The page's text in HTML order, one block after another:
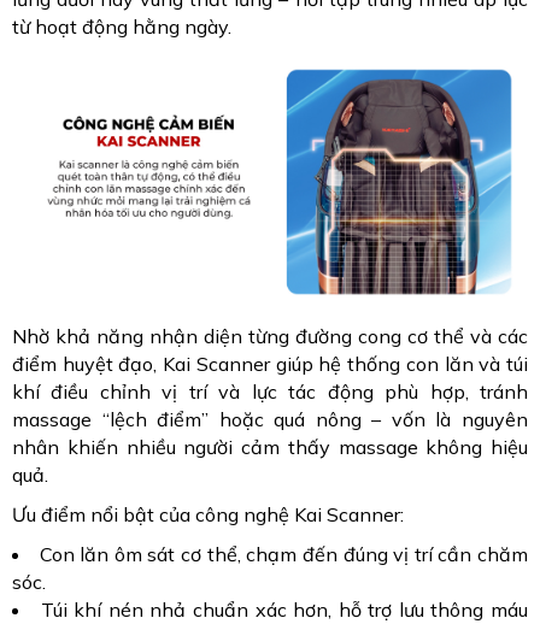
từ hoạt động hằng ngày.
Nhờ khả năng nhận diện từng đường cong cơ thể và các
điểm huyệt đạo, Kai Scanner giúp hệ thống con lăn và túi
khí điều chỉnh vị trí và lực tác động phù hợp, tránh
massage “lệch điểm” hoặc quá nông – vốn là nguyên
nhân khiến nhiều người cảm thấy massage không hiệu
quả.
Ưu điểm nổi bật của công nghệ Kai Scanner:
Con lăn ôm sát cơ thể, chạm đến đúng vị trí cần chăm
sóc.
Túi khí nén nhả chuẩn xác hơn, hỗ trợ lưu thông máu